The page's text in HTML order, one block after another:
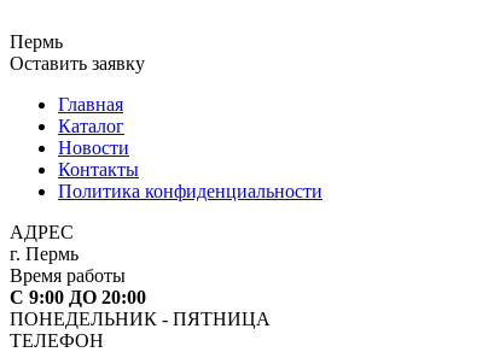
Пермь
Оставить заявку
Главная
Каталог
Новости
Контакты
Политика конфиденциальности
АДРЕС
г. Пермь
Время работы
С 9:00 ДО 20:00
ПОНЕДЕЛЬНИК - ПЯТНИЦА
ТЕЛЕФОН